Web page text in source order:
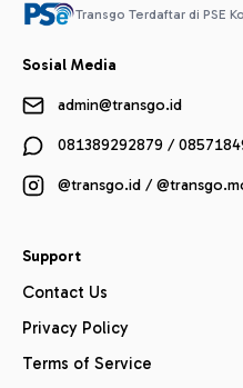
Transgo Terdaftar di PSE
Sosial Media
admin@transgo.id
081389292879 /
@transgo.id /
Support
Contact Us
Privacy Policy
Terms of Service